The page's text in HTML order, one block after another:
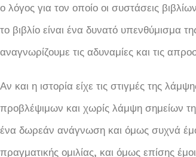
ο λόγος για τον οποίο οι συστάσεις
το βιβλίο είναι ένα δυνατό υπενθύμισμα
αναγνωρίζουμε τις αδυναμίες και τις
Αν και η ιστορία είχε τις στιγμές της
προβλέψιμων και χωρίς λάμψη σημείων
ένα δωρεάν ανάγνωση και όμως συχνά
πραγματικής ομιλίας, και όμως επίσης